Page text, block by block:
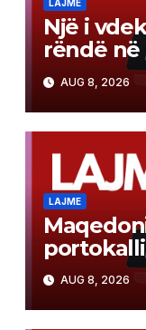
LAJME
Një i
rëndë
Gostivar-
AUG 8, 2026
LAJME
në 40°C,
AUG 8, 2026